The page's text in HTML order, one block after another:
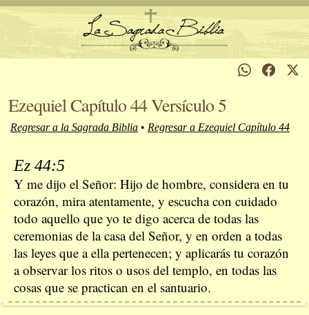
Ezequiel Capítulo 44 Versículo 5
Regresar a la Sagrada Biblia • Regresar a Ezequiel Capítulo 44
Ez 44:5
Y me dijo el Señor: Hijo de hombre, considera en tu
corazón, mira atentamente, y escucha con cuidado
todo aquello que yo te digo acerca de todas las
ceremonias de la casa del Señor, y en orden a todas
las leyes que a ella pertenecen; y aplicarás tu corazón
a observar los ritos o usos del templo, en todas las
cosas que se practican en el santuario.